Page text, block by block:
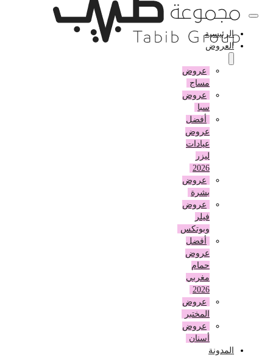
الرئيسية
العروض
عروض
مساج
عروض
أفضل
عروض
عيادات
عروض
بشرة
عروض
وبوتكس
أفضل
عروض
حمام
مغربي
عروض
المختبر
عروض
أسنان
المدونة